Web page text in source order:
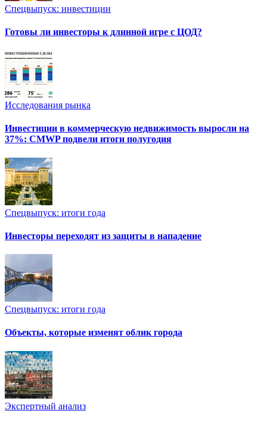
Спецвыпуск: инвестиции
Готовы ли инвесторы к длинной игре с ЦОД?
Исследования рынка
Инвестиции в коммерческую недвижимость выросли на
37%: CMWP подвели итоги полугодия
Спецвыпуск: итоги года
Инвесторы переходят из защиты в нападение
Спецвыпуск: итоги года
Объекты, которые изменят облик города
Экспертный анализ